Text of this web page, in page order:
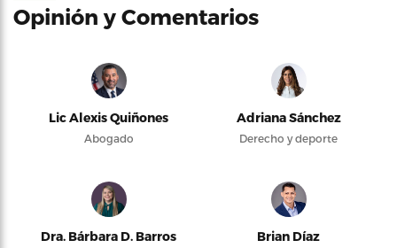
Opinión y Comentarios
Lic Alexis Quiñones
Abogado
Adriana Sánchez
Derecho y deporte
Dra. Bárbara D. Barros Brian Díaz